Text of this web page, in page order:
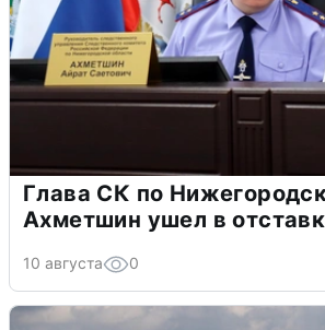
Глава СК по
Ахметшин ушел в
10 августа 0